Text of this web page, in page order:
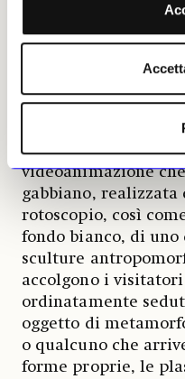
Un senso poetico e
ovunque tra le
videoanimazione
gabbiano,
rotoscopio, così
fondo bianco, di
sculture
accolgono i visitatori
ordinatamente
oggetto di
o qualcuno che
forme proprie, le